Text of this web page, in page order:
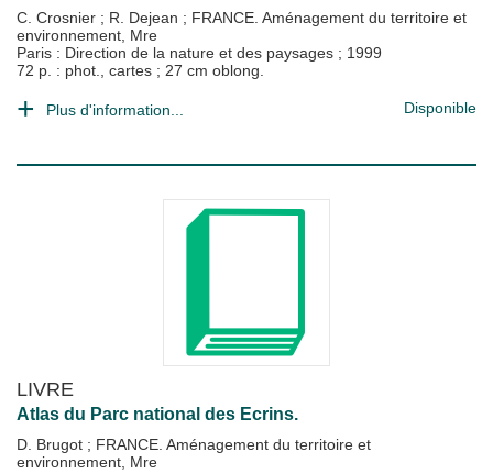
C. Crosnier ; R. Dejean ; FRANCE. Aménagement du territoire et
environnement, Mre
Paris : Direction de la nature et des paysages ; 1999
72 p. : phot., cartes ; 27 cm oblong.
Plus d'information... Disponible
LIVRE
Atlas du Parc national des Ecrins.
D. Brugot ; FRANCE. Aménagement du territoire et
environnement, Mre